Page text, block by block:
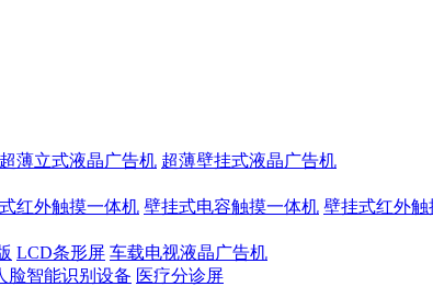
超薄立式液晶广告机 超薄壁挂式液晶广告机
红外触摸一体机 壁挂式电容触摸一体机 壁挂式红外触
LCD条形屏 车载电视液晶广告机
脸智能识别设备 医疗分诊屏